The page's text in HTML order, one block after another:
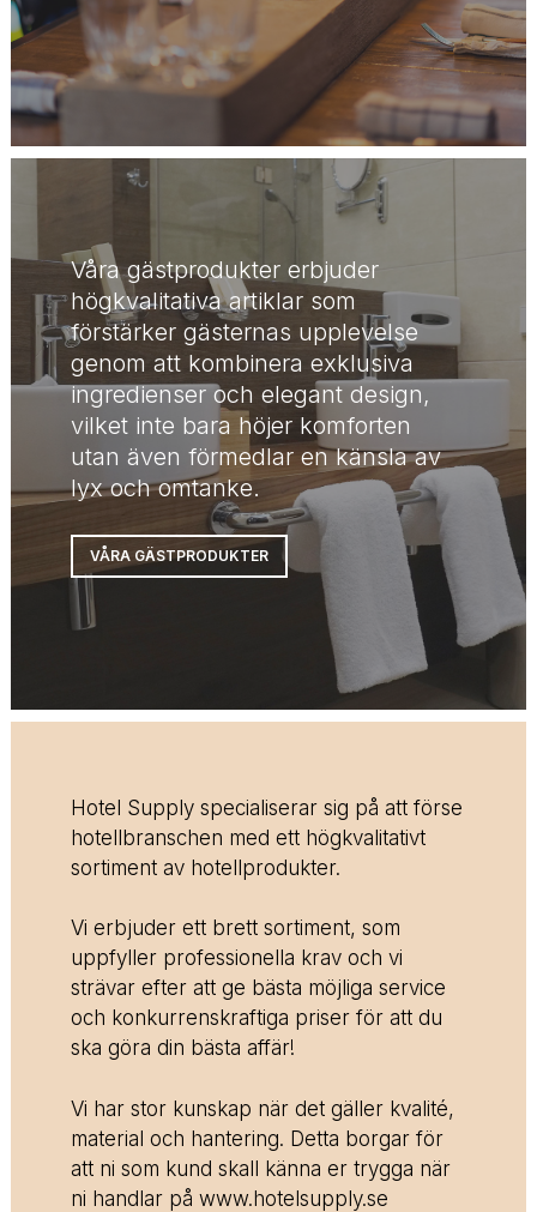
Våra gästprodukter erbjuder
högkvalitativa artiklar som
förstärker gästernas upplevelse
genom att kombinera exklusiva
ingredienser och elegant design,
vilket inte bara höjer komforten
utan även förmedlar en känsla av
lyx och omtanke.
VÅRA GÄSTPRODUKTER
Hotel Supply specialiserar sig på att förse
hotellbranschen med ett högkvalitativt
sortiment av hotellprodukter.
Vi erbjuder ett brett sortiment, som
uppfyller professionella krav och vi
strävar efter att ge bästa möjliga service
och konkurrenskraftiga priser för att du
ska göra din bästa affär!
Vi har stor kunskap när det gäller kvalité,
material och hantering. Detta borgar för
att ni som kund skall känna er trygga när
ni handlar på www.hotelsupply.se